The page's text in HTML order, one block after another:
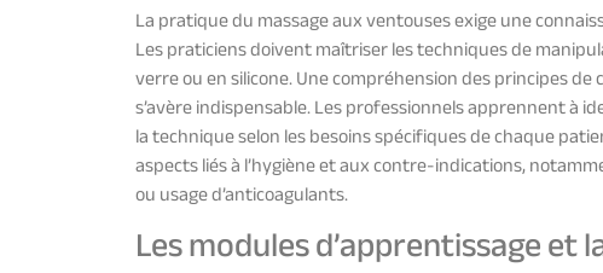
La pratique du massage aux ventouses exige une
Les praticiens doivent maîtriser les techniques de
verre ou en silicone. Une compréhension des principes
s’avère indispensable. Les professionnels apprennent à
la technique selon les besoins spécifiques de chaque
aspects liés à l’hygiène et aux contre-indications,
ou usage d’anticoagulants.
Les modules d’apprentissage